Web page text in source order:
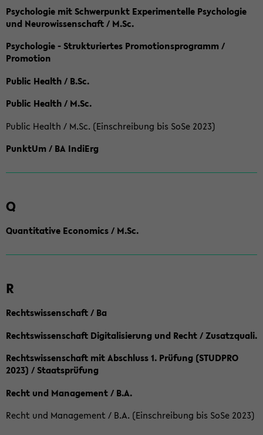
Psychologie mit Schwerpunkt Experimentelle Psychologie
und Neurowissenschaft / M.Sc.
Psychologie - Strukturiertes Promotionsprogramm /
Promotion
Public Health / B.Sc.
Public Health / M.Sc.
Public Health / M.Sc. (Einschreibung bis SoSe 2023)
PunktUm / BA IndiErg
Q
Quantitative Economics / M.Sc.
R
Rechtswissenschaft / Ba
Rechtswissenschaft Digitalisierung und Recht / Zusatzquali.
Rechtswissenschaft mit Abschluss 1. Prüfung (STUDPRO
2023) / Staatsprüfung
Recht und Management / B.A.
Recht und Management / B.A. (Einschreibung bis SoSe 2023)